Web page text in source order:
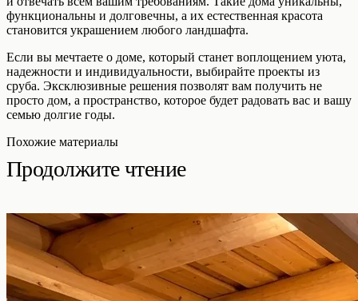
функциональны и долговечны, а их естественная красота
становится украшением любого ландшафта.
Если вы мечтаете о доме, который станет воплощением уюта,
надежности и индивидуальности, выбирайте проекты из
сруба. Эксклюзивные решения позволят вам получить не
просто дом, а пространство, которое будет радовать вас и вашу
семью долгие годы.
Похожие материалы
Продолжите чтение